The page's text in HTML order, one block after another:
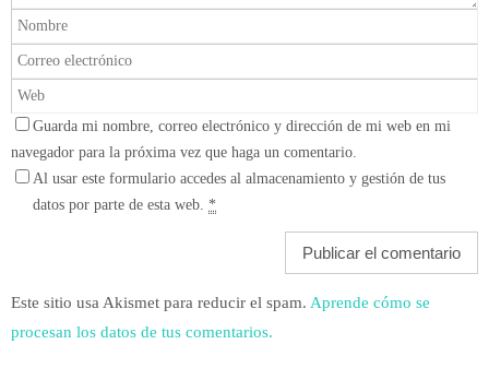
Guarda mi nombre, correo electrónico y dirección de mi web en mi
navegador para la próxima vez que haga un comentario.
Al usar este formulario accedes al almacenamiento y gestión de tus
datos por parte de esta web. *
Este sitio usa Akismet para reducir el spam. Aprende cómo se
procesan los datos de tus comentarios.